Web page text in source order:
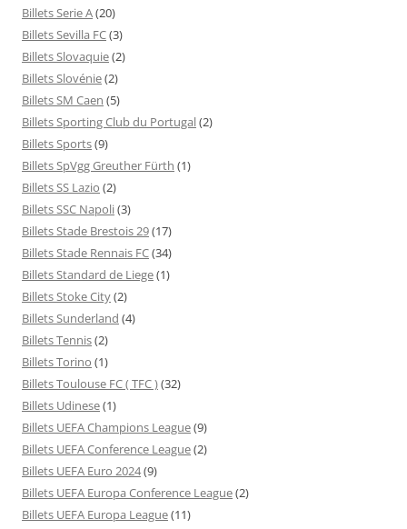
Billets Serie A(20)
Billets Sevilla FC(3)
Billets Slovaquie(2)
Billets Slovénie(2)
Billets SM Caen (5)
Billets Sporting Club du Portugal(2)
Billets Sports(9)
Billets SpVgg Greuther Fürth (1)
Billets SS Lazio (2)
Billets SSC Napoli(3)
Billets Stade Brestois 29(17)
Billets Stade Rennais FC(34)
Billets Standard de Liege(1)
Billets Stoke City(2)
Billets Sunderland (4)
Billets Tennis(2)
Billets Torino (1)
Billets Toulouse FC ( TFC )(32)
Billets Udinese(1)
Billets UEFA Champions League(9)
Billets UEFA Conference League(2)
Billets UEFA Euro 2024(9)
Billets UEFA Europa Conference League(2)
Billets UEFA Europa League(11)